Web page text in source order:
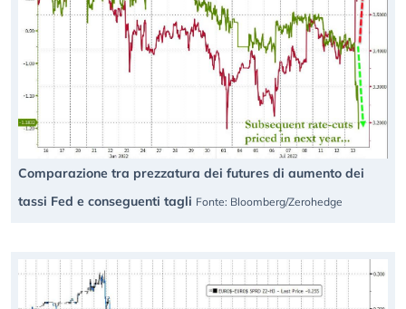
Comparazione tra prezzatura dei futures di aumento dei
tassi Fed e conseguenti tagli Fonte: Bloomberg/Zerohedge